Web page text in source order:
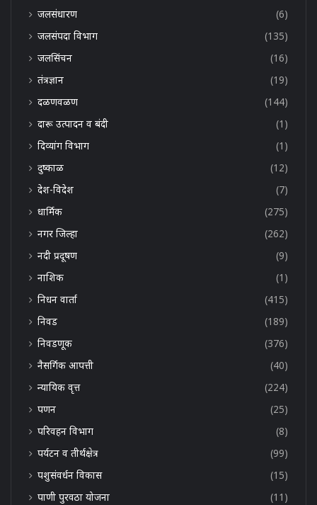
जलसंधारण
(6)
जलसंपदा विभाग
(135)
जलसिंचन
(16)
तंत्रज्ञान
(19)
दळणवळण
(144)
दारू उत्पादन व बंदी
(1)
दिव्यांग विभाग
(1)
दुष्काळ
(12)
देश-विदेश
(7)
धार्मिक
(275)
नगर जिल्हा
(262)
नदी प्रदूषण
(9)
नाशिक
(1)
निधन वार्ता
(415)
निवड
(189)
निवडणूक
(376)
नैसर्गिक आपत्ती
(40)
न्यायिक वृत्त
(224)
पणन
(25)
परिवहन विभाग
(8)
पर्यटन व तीर्थक्षेत्र
(99)
पशुसंवर्धन विकास
(15)
पाणी पुरवठा योजना
(11)